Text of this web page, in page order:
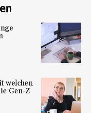
welchen
Gen-Z